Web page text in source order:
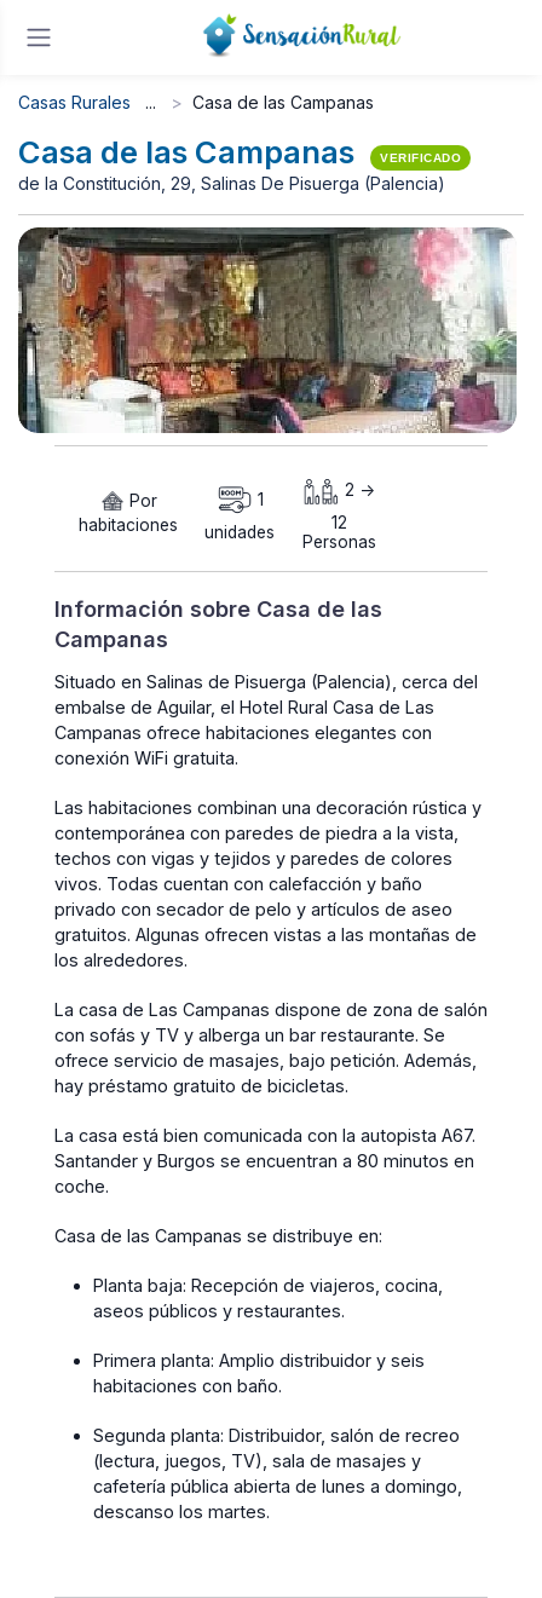
Casas Rurales Casa de las Campanas
Casa de las Campanas VERIFICADO
de la Constitución, 29, Salinas De Pisuerga (Palencia)
Por
habitaciones
1
unidades
2 ->
12
Personas
Información sobre Casa de las
Campanas
Situado en Salinas de Pisuerga (Palencia), cerca del
embalse de Aguilar, el Hotel Rural Casa de Las
Campanas ofrece habitaciones elegantes con
conexión WiFi gratuita.
Las habitaciones combinan una decoración rústica y
contemporánea con paredes de piedra a la vista,
techos con vigas y tejidos y paredes de colores
vivos. Todas cuentan con calefacción y baño
privado con secador de pelo y artículos de aseo
gratuitos. Algunas ofrecen vistas a las montañas de
los alrededores.
La casa de Las Campanas dispone de zona de salón
con sofás y TV y alberga un bar restaurante. Se
ofrece servicio de masajes, bajo petición. Además,
hay préstamo gratuito de bicicletas.
La casa está bien comunicada con la autopista A67.
Santander y Burgos se encuentran a 80 minutos en
coche.
Casa de las Campanas se distribuye en:
Planta baja: Recepción de viajeros, cocina,
aseos públicos y restaurantes.
Primera planta: Amplio distribuidor y seis
habitaciones con baño.
Segunda planta: Distribuidor, salón de recreo
(lectura, juegos, TV), sala de masajes y
cafetería pública abierta de lunes a domingo,
descanso los martes.